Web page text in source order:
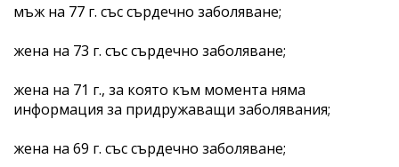
мъж на 77 г. със сърдечно заболяване;
жена на 73 г. със сърдечно заболяване;
жена на 71 г., за която към момента няма
информация за придружаващи заболявания;
жена на 69 г. със сърдечно заболяване;